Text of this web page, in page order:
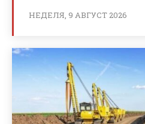
НЕДЕЛЯ, 9 АВГУСТ 2026